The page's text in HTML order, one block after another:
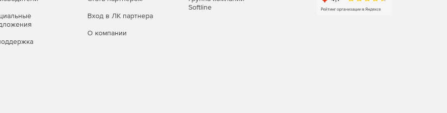
Вход в ЛК партнера
О компании
Softline